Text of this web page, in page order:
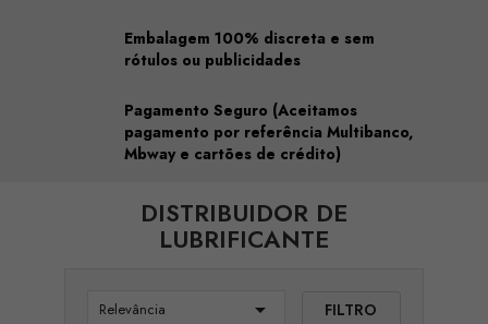
Embalagem 100% discreta e sem
rótulos ou publicidades
Pagamento Seguro (Aceitamos
pagamento por referência Multibanco,
Mbway e cartões de crédito)
DISTRIBUIDOR DE
LUBRIFICANTE
Relevância  FILTRO